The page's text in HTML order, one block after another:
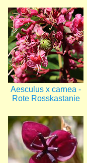
Bild
Aesculus x carnea -
Rote Rosskastanie
Bild